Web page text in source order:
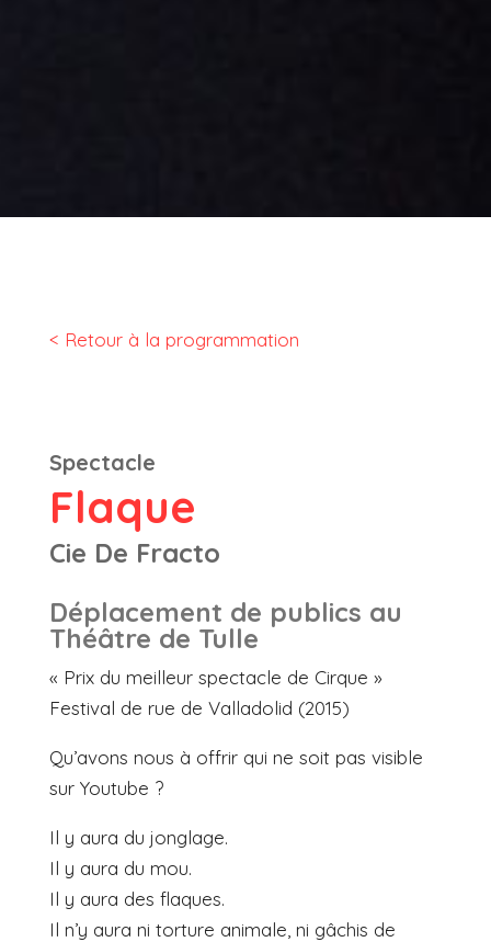
< Retour à la programmation
Spectacle
Flaque
Cie De Fracto
Déplacement de publics au
Théâtre de Tulle
« Prix du meilleur spectacle de Cirque »
Festival de rue de Valladolid (2015)
Qu’avons nous à offrir qui ne soit pas visible
sur Youtube ?
Il y aura du jonglage.
Il y aura du mou.
Il y aura des flaques.
Il n’y aura ni torture animale, ni gâchis de